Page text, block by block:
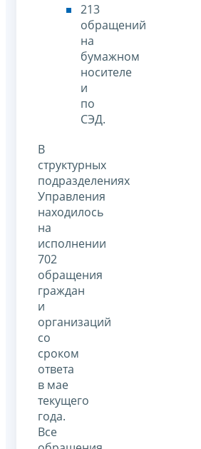
213
обращений
на
бумажном
носителе
и
по
СЭД.
В
структурных
подразделениях
Управления
находилось
на
исполнении
702
обращения
граждан
и
организаций
со
сроком
ответа
в мае
текущего
года.
Все